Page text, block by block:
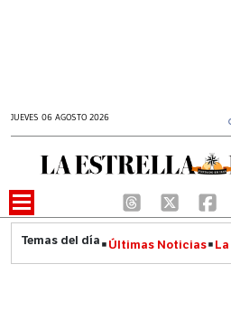
JUEVES 06 AGOSTO 2026
Últimas Noticias